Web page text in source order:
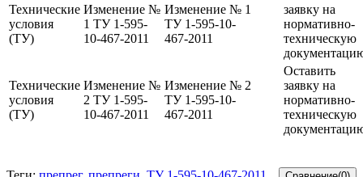
Технические
условия
(ТУ)
Изменение №
1 ТУ 1-595-
10-467-2011
Изменение № 1
ТУ 1-595-10-
467-2011
заявку на
нормативно-
техническую
Технические
условия
(ТУ)
Изменение №
2 ТУ 1-595-
10-467-2011
Изменение № 2
ТУ 1-595-10-
467-2011
Оставить
заявку на
нормативно-
техническую